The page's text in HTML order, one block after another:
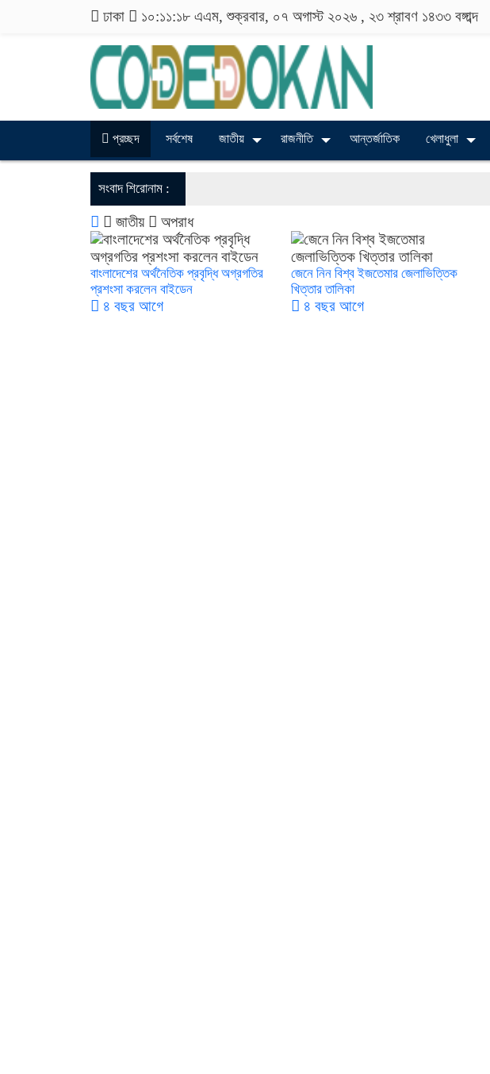
ঢাকা ১০:১১:১৯ এএম, শুক্রবার, ০৭ অগাস্ট ২০২৬ , ২৩ শ্রাবণ ১৪৩৩বঙ্গাব্দ
প্রচ্ছদ সর্বশেষ জাতীয় রাজনীতি আন্তর্জাতিক খেলাধুলা
সংবাদ শিরোনাম :
জাতীয় অপরাধ
বাংলাদেশের অর্থনৈতিক প্রবৃদ্ধি অগ্রগতির
প্রশংসা করলেন বাইডেন
৪ বছর আগে
জেনে নিন বিশ্ব ইজতেমার জেলাভিত্তিক
খিত্তার তালিকা
৪ বছর আগে